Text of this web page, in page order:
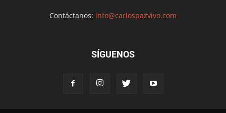
Contáctanos: info@carlospazvivo.com
SÍGUENOS